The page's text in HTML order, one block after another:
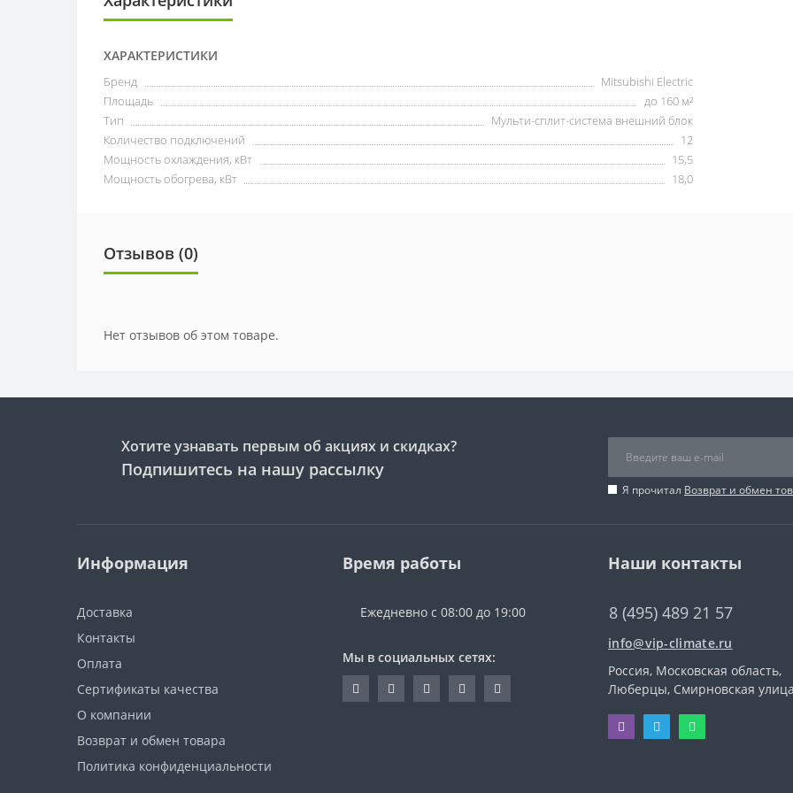
ХАРАКТЕРИСТИКИ
Бренд
Mitsubishi Electric
Площадь
до 160 м²
Тип
Мульти-сплит-система внешний блок
Количество подключений
12
Мощность охлаждения, кВт
15,5
Мощность обогрева, кВт
18,0
Отзывов (0)
Нет отзывов об этом товаре.
Хотите узнавать первым об акциях и скидках?
Подпишитесь на нашу рассылку
Я прочитал Возврат и обмен
Информация
Доставка
Контакты
Оплата
Сертификаты качества
О компании
Возврат и обмен товара
Политика конфиденциальности
Время работы
Ежедневно с 08:00 до 19:00
Мы в социальных сетях:
Наши контакты
8 (495) 489 21 57
info@vip-climate.ru
Россия, Московская область,
Люберцы, Смирновская